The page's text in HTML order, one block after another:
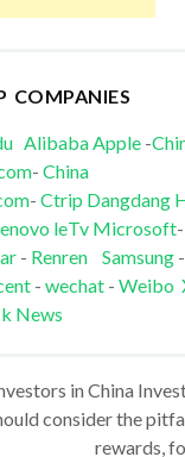
COMPANIES
AlibabaApple-
- China
- Ctrip Dangdang
leTv Microsoft-
- Renren Samsung-
- wechat - Weibo
News
in China
consider the
rewards,